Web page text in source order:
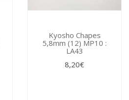
Kyosho Chapes
5,8mm (12) MP10 :
LA43
8,20€